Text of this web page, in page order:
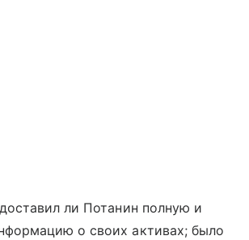
ли Потанин полную и
о своих активах; было